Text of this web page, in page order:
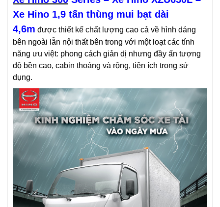
Xe Hino 1,9 tấn thùng mui bạt dài
4,6m được thiết kế chất lượng cao cả về hình dáng
bên ngoài lẫn nội thất bên trong với một loạt các tính
năng ưu việt: phong cách giản dị nhưng đầy ấn tượng
độ bền cao, cabin thoáng và rộng, tiện ích trong sử
dụng.